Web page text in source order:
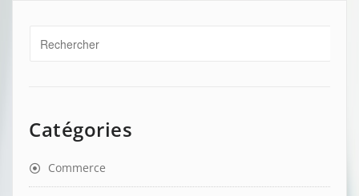
Catégories
Commerce